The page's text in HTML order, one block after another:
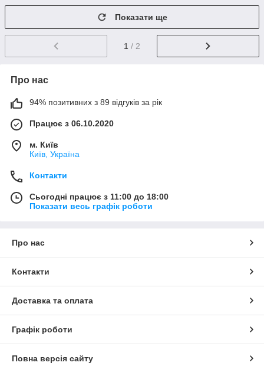
Показати ще
1 / 2
Про нас
94% позитивних з 89 відгуків за рік
Працює з 06.10.2020
м. Київ
Київ, Україна
Контакти
Сьогодні працює з 11:00 до 18:00
Показати весь графік роботи
Про нас
Контакти
Доставка та оплата
Графік роботи
Повна версія сайту